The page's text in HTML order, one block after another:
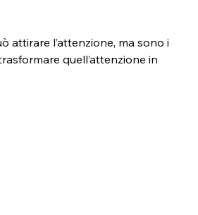
attirare l’attenzione, ma sono i
quell’attenzione in